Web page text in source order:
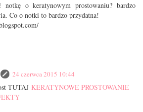
notkę o keratynowym prostowaniu? bardzo
Co o notki to bardzo przydatna!
24 czerwca 2015 10:44
TUTAJ KERATYNOWE PROSTOWANIE